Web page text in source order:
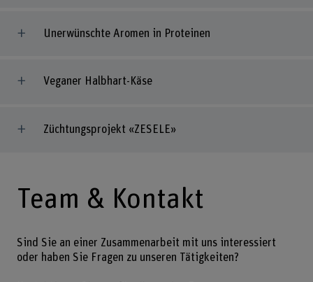
Unerwünschte Aromen in Proteinen
Veganer Halbhart-Käse
Züchtungsprojekt «ZESELE»
Team & Kontakt
Sind Sie an einer Zusammenarbeit mit uns interessiert
oder haben Sie Fragen zu unseren Tätigkeiten?